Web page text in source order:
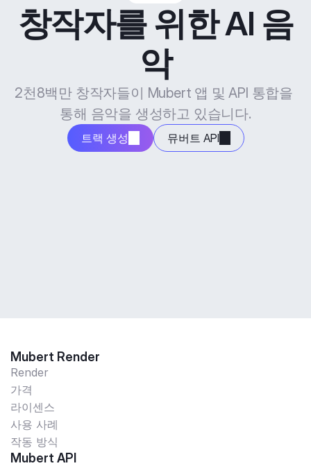
창작자를 위한 AI 음
악
2천8백만 창작자들이 Mubert 앱 및 API 통합을
통해 음악을 생성하고 있습니다.
트랙 생성 뮤버트 API
Mubert Render
Render
가격
라이센스
사용 사례
작동 방식
Mubert API